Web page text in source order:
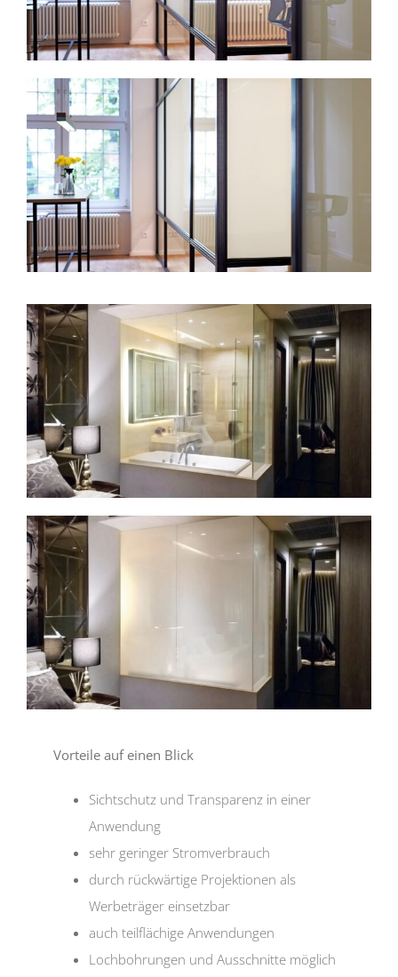
Vorteile auf einen Blick
Sichtschutz und Transparenz in einer
Anwendung
sehr geringer Stromverbrauch
durch rückwärtige Projektionen als
Werbeträger einsetzbar
auch teilflächige Anwendungen
Lochbohrungen und Ausschnitte möglich